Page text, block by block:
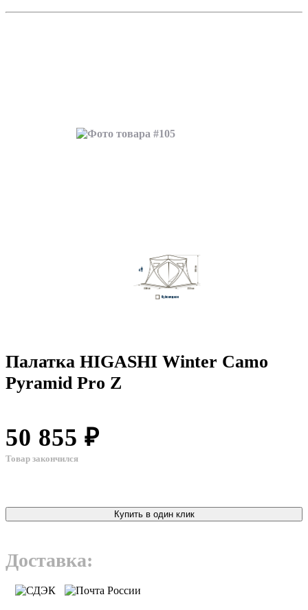
Палатка HIGASHI Winter Camo
Pyramid Pro Z
50 855 ₽
Товар закончился
Купить в один клик
Доставка: